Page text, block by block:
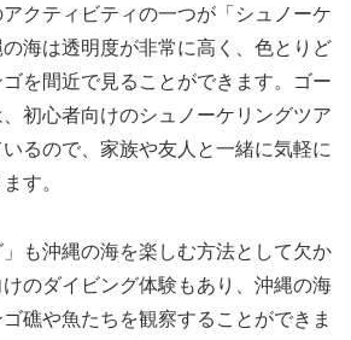
クティビティの一つが「シュノーケ
海は透明度が非常に高く、色とりど
を間近で見ることができます。ゴー
初心者向けのシュノーケリングツア
るので、家族や友人と一緒に気軽に
す。
も沖縄の海を楽しむ方法として欠か
のダイビング体験もあり、沖縄の海
礁や魚たちを観察することができま